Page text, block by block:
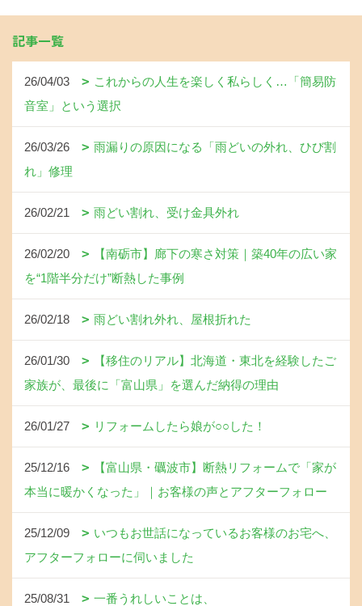
記事一覧
26/04/03
これからの人生を楽しく私らしく…「簡易防
音室」という選択
26/03/26
雨漏りの原因になる「雨どいの外れ、ひび割
れ」修理
26/02/21 雨どい割れ、受け金具外れ
26/02/20
【南砺市】廊下の寒さ対策｜築40年の広い家
を“1階半分だけ”断熱した事例
26/02/18 雨どい割れ外れ、屋根折れた
26/01/30
【移住のリアル】北海道・東北を経験したご
家族が、最後に「富山県」を選んだ納得の理由
26/01/27 リフォームしたら娘が○○した！
25/12/16
【富山県・礪波市】断熱リフォームで「家が
本当に暖かくなった」｜お客様の声とアフターフォロー
25/12/09
いつもお世話になっているお客様のお宅へ、
アフターフォローに伺いました
25/08/31 一番うれしいことは、